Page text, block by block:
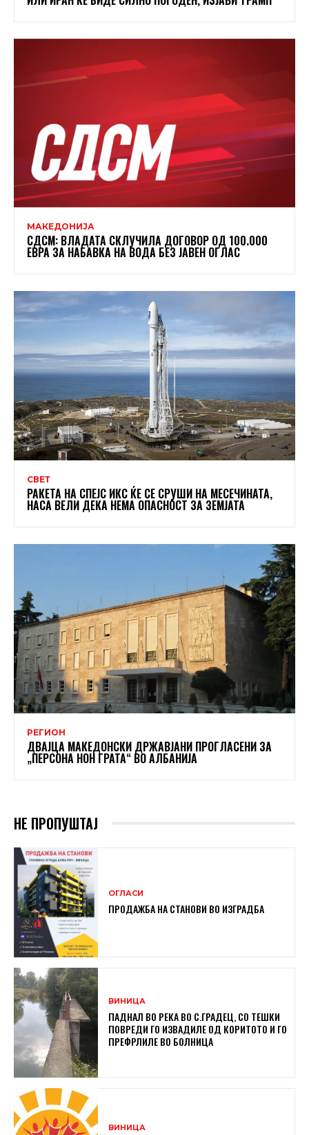
МАКЕДОНИЈА
СДСМ: ВЛАДАТА СКЛУЧИЛА ДОГОВОР ОД 100.000
ЕВРА ЗА НАБАВКА НА ВОДА БЕЗ ЈАВЕН ОГЛАС
СВЕТ
РАКЕТА НА СПЕЈС ИКС ЌЕ СЕ СРУШИ НА МЕСЕЧИНАТА,
НАСА ВЕЛИ ДЕКА НЕМА ОПАСНОСТ ЗА ЗЕМЈАТА
РЕГИОН
ДВАЈЦА МАКЕДОНСКИ ДРЖАВЈАНИ ПРОГЛАСЕНИ ЗА
„ПЕРСОНА НОН ГРАТА“ ВО АЛБАНИЈА
НЕ ПРОПУШТАЈ
ОГЛАСИ
ПРОДАЖБА НА СТАНОВИ ВО ИЗГРАДБА
ВИНИЦА
ПАДНАЛ ВО РЕКА ВО С.ГРАДЕЦ, СО ТЕШКИ
ПОВРЕДИ ГО ИЗВАДИЛЕ ОД КОРИТОТО И ГО
ПРЕФРЛИЛЕ ВО БОЛНИЦА
ВИНИЦА